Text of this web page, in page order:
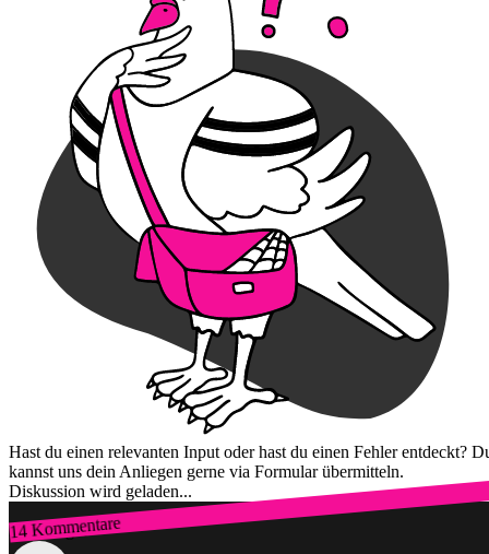
Hast du einen relevanten Input oder hast du einen Fehler entdeckt?
kannst uns dein Anliegen gerne via Formular übermitteln.
Diskussion wird geladen...
14 Kommentare
Zum Login